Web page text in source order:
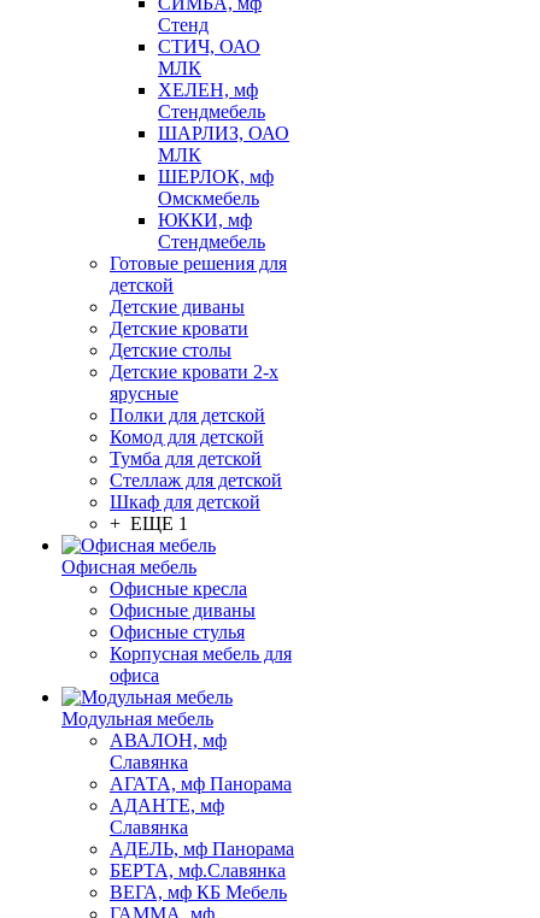
Стенд
СТИЧ, ОАО
МЛК
ХЕЛЕН, мф
Стендмебель
ШАРЛИЗ, ОАО
МЛК
ШЕРЛОК, мф
Омскмебель
ЮККИ, мф
Стендмебель
Готовые решения для
детской
Детские диваны
Детские кровати
Детские столы
Детские кровати 2-х
ярусные
Полки для детской
Комод для детской
Тумба для детской
Стеллаж для детской
Шкаф для детской
+ ЕЩЕ 1
Офисная мебель
Офисные кресла
Офисные диваны
Офисные стулья
Корпусная мебель для
офиса
Модульная мебель
АВАЛОН, мф
Славянка
АГАТА, мф Панорама
АДАНТЕ, мф
Славянка
АДЕЛЬ, мф Панорама
БЕРТА, мф.Славянка
ВЕГА, мф КБ Мебель
ГАММА, мф